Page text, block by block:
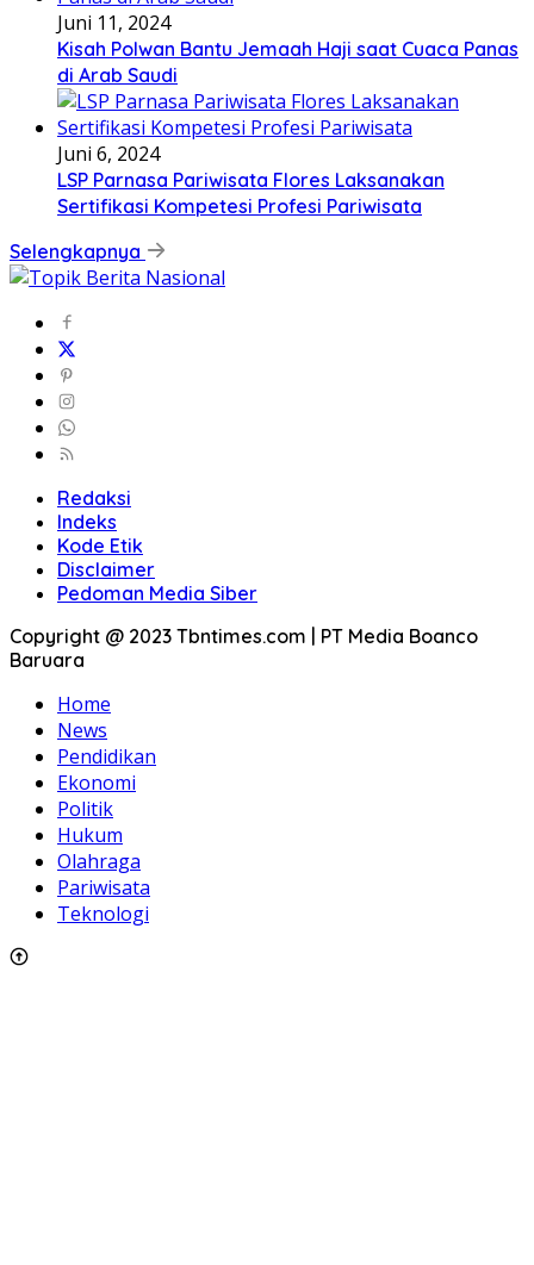
Juni 11, 2024
Kisah Polwan Bantu Jemaah Haji saat Cuaca Panas
di Arab Saudi
Juni 6, 2024
LSP Parnasa Pariwisata Flores Laksanakan
Sertifikasi Kompetesi Profesi Pariwisata
Selengkapnya
Redaksi
Indeks
Kode Etik
Disclaimer
Pedoman Media Siber
Copyright @ 2023 Tbntimes.com | PT Media Boanco
Baruara
Home
News
Pendidikan
Ekonomi
Politik
Hukum
Olahraga
Pariwisata
Teknologi